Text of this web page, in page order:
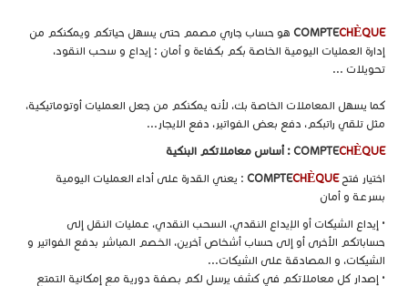
COMPTECHÈQUE
هو حساب جاري مصمم حتى يسهل حياتكم ويمكنكم من
إدارة العمليات اليومية الخاصة بكم بكفاءة و أمان : إيداع و سحب النقود،
تحويلات ...
كما يسهل المعاملات الخاصة بك، لأنه يمكنكم من جعل العمليات أوتوماتيكية،
مثل تلقي راتبكم، دفع بعض الفواتير، دفع الايجار...
COMPTECHÈQUE
: أساس معاملاتكم البنكية
اختيار فتح
COMPTECHÈQUE
: يعني القدرة على أداء العمليات اليومية
بسرعة و أمان
• إيداع الشيكات أو الإيداع النقدي، السحب النقدي، عمليات النقل إلى
حساباتكم الأخرى أو إلى حساب أشخاص آخرين، الخصم المباشر بدفع الفواتير و
الشيكات، و المصادقة على الشيكات...
• إصدار كل معاملاتكم في كشف يرسل لكم بصفة دورية مع إمكانية التمتع